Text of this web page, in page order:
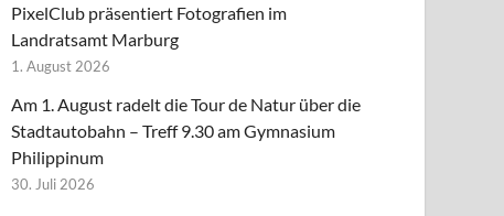
PixelClub präsentiert Fotografien im
Landratsamt Marburg
1. August 2026
Am 1. August radelt die Tour de Natur über die
Stadtautobahn – Treff 9.30 am Gymnasium
Philippinum
30. Juli 2026